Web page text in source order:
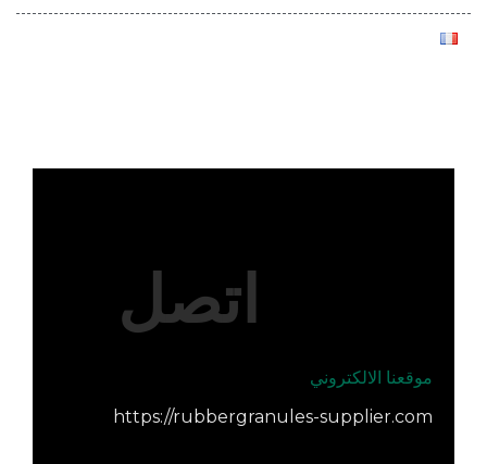
اتصل
موقعنا الالكتروني
https://rubbergranules-supplier.com